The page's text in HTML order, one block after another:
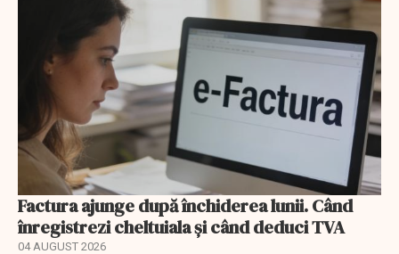
Factura ajunge după închiderea lunii. Când
înregistrezi cheltuiala și când deduci TVA
04 AUGUST 2026